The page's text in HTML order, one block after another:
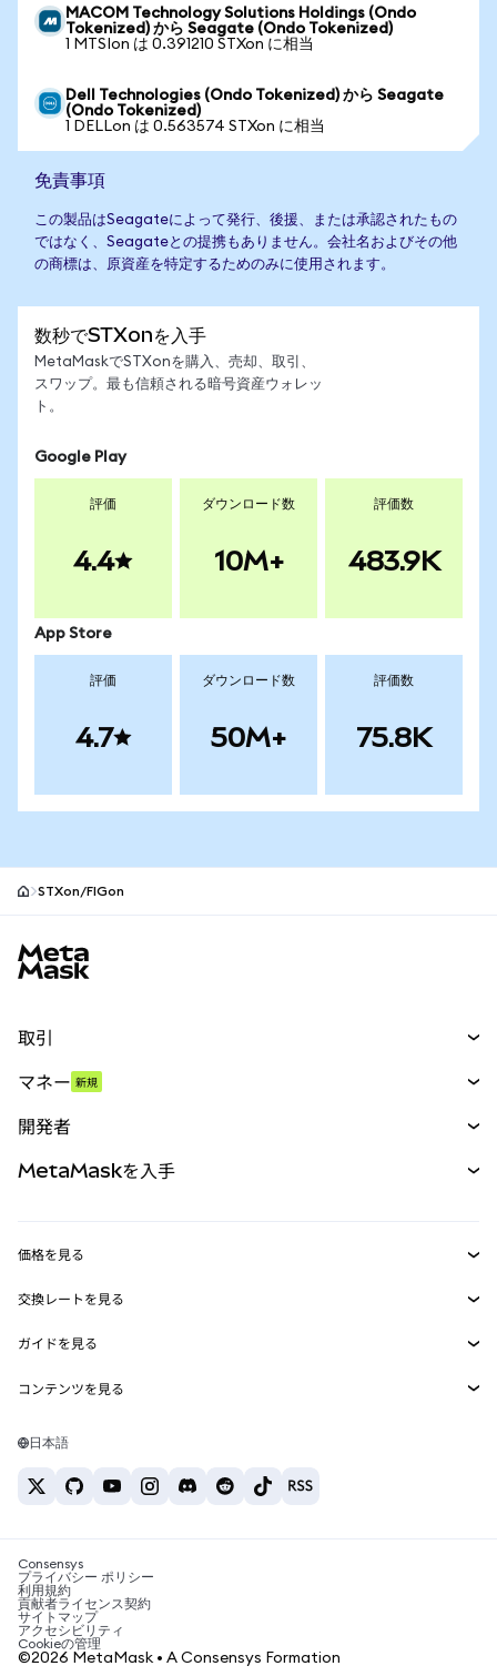
MACOM Technology Solutions Holdings (Ondo
Tokenized) から Seagate (Ondo Tokenized)
1 MTSIon は 0.391210 STXon に相当
Dell Technologies (Ondo Tokenized) から Seagate
(Ondo Tokenized)
1 DELLon は 0.563574 STXon に相当
免責事項
この製品はSeagateによって発行、後援、または承認されたもの
ではなく、Seagateとの提携もありません。会社名およびその他
の商標は、原資産を特定するためのみに使用されます。
数秒でSTXonを入手
MetaMaskでSTXonを購入、売却、取引、
スワップ。最も信頼される暗号資産ウォレッ
ト。
Google Play
評価
4.4
ダウンロード数
10M+
評価数
483.9K
App Store
評価
4.7
ダウンロード数
50M+
評価数
75.8K
STXon/FIGon
取引
パーペチュアル
RWA
マネー 新規
開発者
MetaMask Connect
Snaps
Web3サービス
MetaMaskを入手
セキュリティ
サポート
キャリア
お問い合わせ
価格を見る
イーサリアムの価格
Solanaの価格
Tetherの価格
交換レートを見る
ETH→USD
USDT→INR
BTC→INR
ETH→USDT
ガイドを見る
ETHの購入
USDTの購入
SHIBの購入
BNBの購入
コンテンツを見る
Solanaウォレット
税制関連ニュース
暗号資産の購入方法は？
ビットコインを売るには？
日本語
Consensys
プライバシー ポリシー
利用規約
貢献者ライセンス契約
サイトマップ
アクセシビリティ
Cookieの管理
©2026 MetaMask • A Consensys Formation